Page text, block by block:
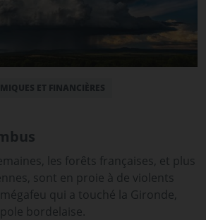
ET FINANCIÈRES
les forêts françaises, et plus
sont en proie à de violents
qui a touché la Gironde,
bordelaise.